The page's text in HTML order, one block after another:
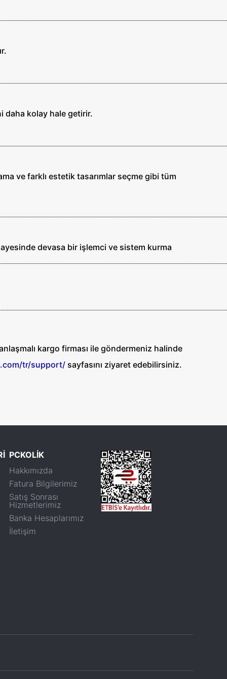
daha kolay hale getirir.
ve farklı estetik tasarımlar seçme gibi tüm
devasa bir işlemci ve sistem kurma
kargo firması ile göndermeniz halinde
tr/support/ sayfasını ziyaret edebilirsiniz.
PCKOLİK
Hakkımızda
Fatura Bilgilerimiz
Satış Sonrası
Hizmetlerimiz
Banka Hesaplarımız
İletişim